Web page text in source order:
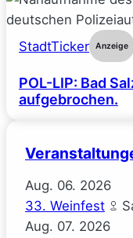
StadtTicker Anzeige
POL-LIP: Bad
aufgebrochen.
Aug. 06. 2026
33. Weinfest
Aug. 07. 2026